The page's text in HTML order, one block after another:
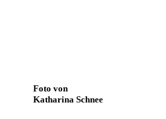
Foto von
Katharina Schnee